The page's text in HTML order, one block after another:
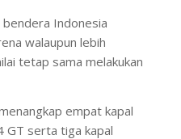
bendera Indonesia
walaupun lebih
tetap sama melakukan
empat kapal
GT serta tiga kapal